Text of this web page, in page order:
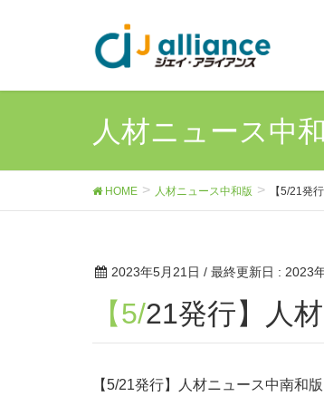
人材ニュース中
HOME 人材ニュース中和版 【5/21発
2023年5月21日 / 最終更新日 : 2023
【5/21発行】
【5/21発行】人材ニュース中南和